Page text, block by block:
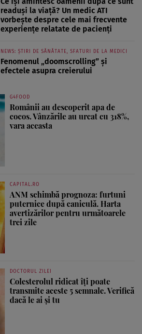
readuși la viață? Un medic ATI
vorbește despre cele mai frecvente
experiențe relatate de pacienți
NEWS: ȘTIRI DE SĂNĂTATE, SFATURI DE LA MEDICI
Fenomenul „doomscrolling” și
efectele asupra creierului
G4FOOD
Românii au descoperit apa de
cocos. Vânzările au urcat cu 318%,
vara aceasta
CAPITAL.RO
ANM schimbă prognoza: furtuni
puternice după caniculă. Harta
avertizărilor pentru următoarele
trei zile
DOCTORUL ZILEI
Colesterolul ridicat îți poate
transmite aceste 5 semnale. Verifică
dacă le ai și tu